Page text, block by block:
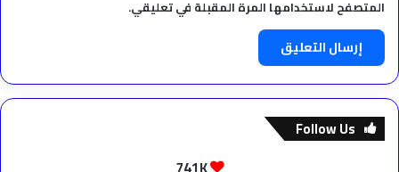
المتصفح لاستخدامها المرة المقبلة في تعليقي.
Follow Us